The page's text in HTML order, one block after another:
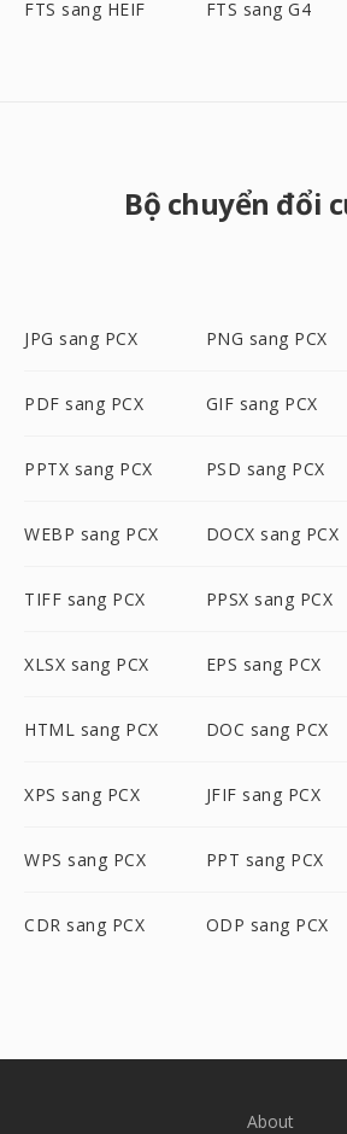
FTS sang HEIF FTS sang G4
Bộ chuyển đổi
JPG sang PCX PNG sang PCX
PDF sang PCX GIF sang PCX
PPTX sang PCX PSD sang PCX
WEBP sang PCX DOCX sang PCX
TIFF sang PCX PPSX sang PCX
XLSX sang PCX EPS sang PCX
HTML sang PCX DOC sang PCX
XPS sang PCX JFIF sang PCX
WPS sang PCX PPT sang PCX
CDR sang PCX ODP sang PCX
About